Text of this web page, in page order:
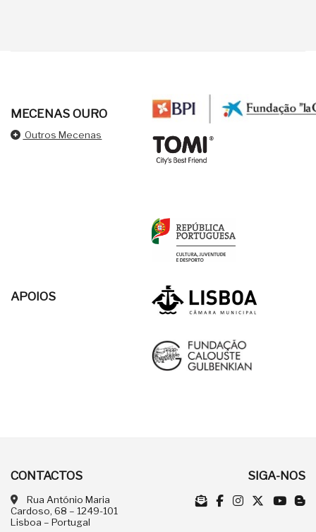
MECENAS OURO
Outros Mecenas
APOIOS
CONTACTOS
Rua António Maria
Cardoso, 68 – 1249-101
Lisboa – Portugal
SIGA-NOS